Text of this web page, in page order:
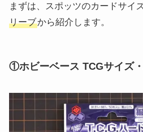
まずは、スポッツのカードサイ
リーブから紹介します。
①ホビーベース TCGサイズ